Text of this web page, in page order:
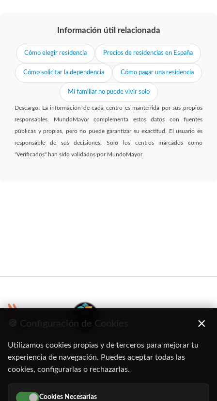
Información útil relacionada
Cómo elegir residencia Precios de residencias en España
Cómo solicitar la dependencia Cómo pagar una residencia
Mi familiar no puede vivir solo
Descargo: La información de cada centro es mantenida por sus propios
responsables. MundoMayor complementa estos datos con fuentes
públicas y propias, pero no puede garantizar su exactitud. El usuario es
responsable de sus decisiones. Solo los centros marcados como
"Verificados" han sido validados por MundoMayor.
C/ Oruro, 11. 28016 Madrid
91 345 06 26
616 113 103
🍪 Configuración de Cookies ×
Utilizamos cookies propias y de terceros para mejorar tu
experiencia de navegación. Puedes aceptar todas las
cookies, configurarlas o rechazarlas.
Cookies Necesarias